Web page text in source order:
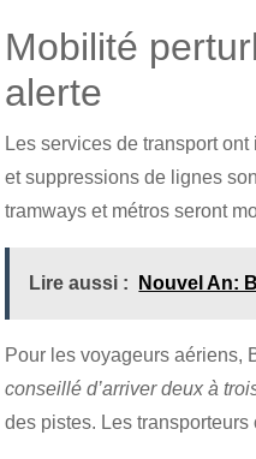
Mobilité
alerte
Les services de transport
et suppressions de lignes
tramways et métros seront
Lire aussi : Nouvel An:
Pour les voyageurs aériens,
conseillé d’arriver deux à
des pistes. Les